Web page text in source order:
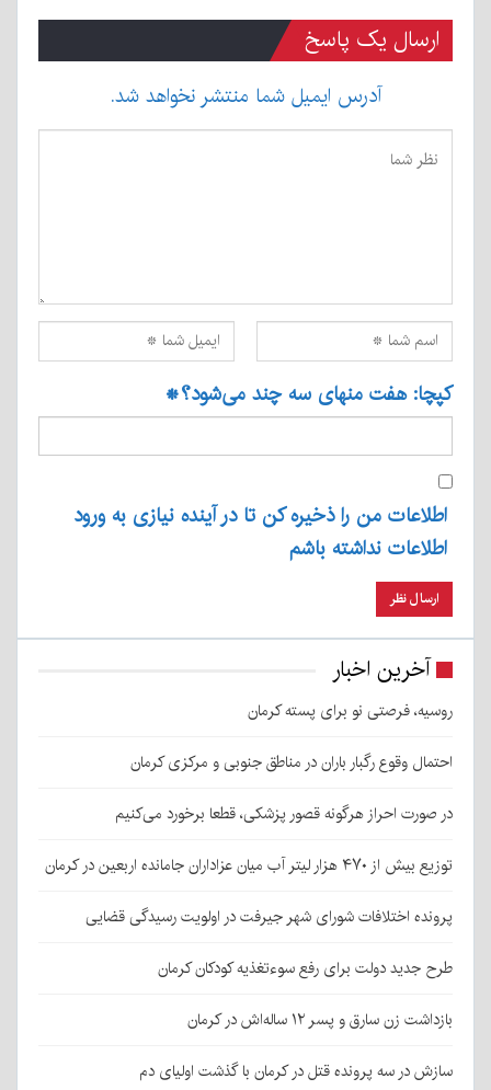
ارسال یک پاسخ
آدرس ایمیل شما منتشر نخواهد شد.
کپچا: هفت منهای سه چند می‌شود؟*
اطلاعات من را ذخیره کن تا در آینده نیازی به ورود
اطلاعات نداشته باشم
آخرین اخبار
روسیه، فرصتی نو برای پسته کرمان
احتمال وقوع رگبار باران در مناطق جنوبی و مرکزی کرمان
در صورت احراز هرگونه قصور پزشکی، قطعا برخورد می‌کنیم
توزیع بیش از ۴۷۰ هزار لیتر آب میان عزاداران جامانده اربعین در کرمان
پرونده اختلافات شورای شهر جیرفت در اولویت رسیدگی قضایی
طرح جدید دولت برای رفع سوءتغذیه کودکان کرمان
بازداشت زن سارق و پسر ۱۲ ساله‌اش در کرمان
سازش در سه پرونده قتل در کرمان با گذشت اولیای دم